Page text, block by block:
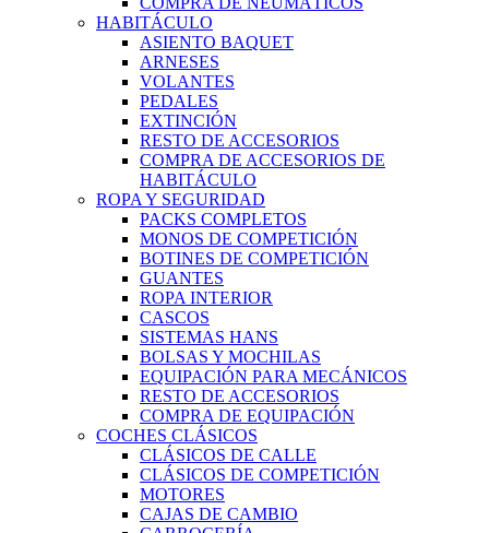
HABITÁCULO
ASIENTO BAQUET
ARNESES
VOLANTES
PEDALES
EXTINCIÓN
RESTO DE ACCESORIOS
COMPRA DE ACCESORIOS DE
HABITÁCULO
ROPA Y SEGURIDAD
PACKS COMPLETOS
MONOS DE COMPETICIÓN
BOTINES DE COMPETICIÓN
GUANTES
ROPA INTERIOR
CASCOS
SISTEMAS HANS
BOLSAS Y MOCHILAS
EQUIPACIÓN PARA MECÁNICOS
RESTO DE ACCESORIOS
COMPRA DE EQUIPACIÓN
COCHES CLÁSICOS
CLÁSICOS DE CALLE
CLÁSICOS DE COMPETICIÓN
MOTORES
CAJAS DE CAMBIO